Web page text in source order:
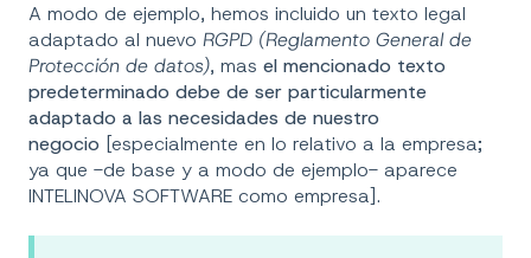
A modo de ejemplo, hemos incluido un texto legal
adaptado al nuevo RGPD (Reglamento General de
Protección de datos), mas el mencionado texto
predeterminado debe de ser particularmente
adaptado a las necesidades de nuestro
negocio [especialmente en lo relativo a la empresa;
ya que -de base y a modo de ejemplo- aparece
INTELINOVA SOFTWARE como empresa].